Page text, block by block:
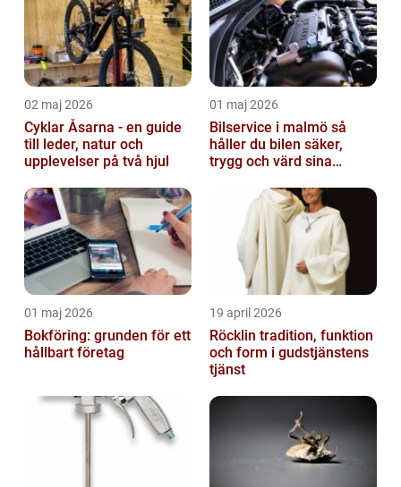
02 maj 2026
Cyklar Åsarna - en guide
till leder, natur och
upplevelser på två hjul
01 maj 2026
Bilservice i malmö så
håller du bilen säker,
trygg och värd sina
01 maj 2026
Bokföring: grunden för ett
hållbart företag
19 april 2026
Röcklin tradition, funktion
och form i gudstjänstens
tjänst